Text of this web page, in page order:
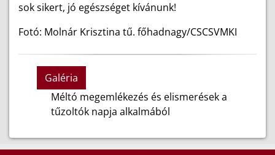
sok sikert, jó egészséget kívánunk!
Fotó: Molnár Krisztina tű. főhadnagy/CSCSVMKI
Galéria
Méltó megemlékezés és elismerések a
tűzoltók napja alkalmából